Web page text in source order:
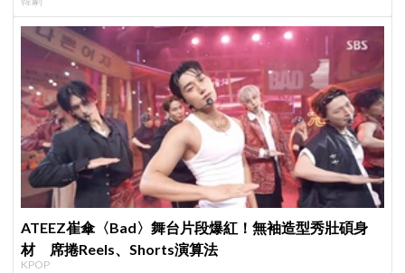
ATEEZ崔傘〈Bad〉舞台片段爆紅！無袖造型秀壯碩身
材 席捲Reels、Shorts演算法
KPOP